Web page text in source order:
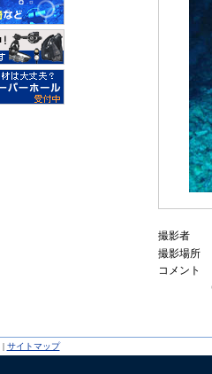
撮影者
撮影場所
コメント
| サイトマップ